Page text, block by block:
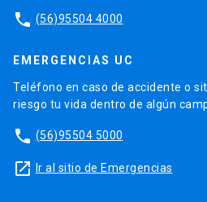
phone (56)95504 4000
EMERGENCIAS UC
Teléfono en caso de accidente o
riesgo tu vida dentro de algún
phone (56)95504 5000
launch Ir al sitio de Emergencias